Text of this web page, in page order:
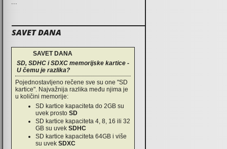
...
SAVET DANA
SAVET DANA
SD, SDHC i SDXC memorijske kartice -
U čemu je razlika?
Pojednostavljeno rečene sve su one "SD
kartice". Najvažnija razlika među njima je
u količini memorije:
SD kartice kapaciteta do 2GB su
uvek prosto SD
SD kartice kapaciteta 4, 8, 16 ili 32
GB su uvek SDHC
SD kartice kapaciteta 64GB i više
su uvek SDXC